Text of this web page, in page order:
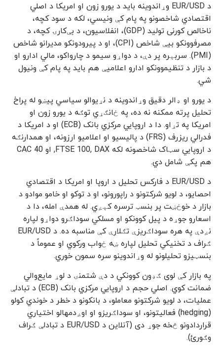
د EUR/USD وړاندوینه باید د یورو زون او امریکا د اصلي
اقتصادي شاخصونو په پام کې ونیسي، لکه د سود کچه،
ناخالص کورنی تولید (GDP)، انفلاسیون، د بې‌کارۍ کچه، د
مصرفوونکو بیې شاخص (CPI)، او د پیرودونکو مدیرانو شاخص
(PMI). سربېره پر دې، د دواړو سیمو د چارواکو، مالي ادارو او
د بازار د تنظیموونکو ادارو اعلامیې هم باید په پام کې ونیول
شي.
د یورو او ډالر دقیق وړاندوینه د نړیوالو سیاسي پیښو له پراخ
تحلیل پرته ممکنه نه ده، په ځانګړي توګه د یورو زون او
امریکا په تړاو. دا د اروپایي مرکزي بانک (ECB) او د امریکا د
فدرالي ریزرف (FRS) د پالیسیو او اعلامیو ارزونه، او همدارنګه
د اروپایي سټاک شاخصونه لکه FTSE 100, DAX, او CAC 40
هم پکې شامل دي.
د EUR/USD د فارکس تحلیل د اروپا او امریکا د اقتصادي
احصایو، د لویو شرکتونو د راپورونو، او د توکو او خامو موادو د
بازار د خوځښت پر بنسټ ترسره کېږي. له همدې امله، دا د
اسعارو جوړه د پیل کوونکو او مسلکي سوداګرو دواړو لپاره
نږدې په هره سوداګریزې تګلارې کې مناسبه ده. د EUR/USD
ګراف د تخنیکي تحلیل لپاره ښه ځواب ورکوي او عموماً د
بنسټیزو تحلیلونو له وړاندوینو سره سمون خوري.
په بازار کې لوی ګډون کوونکي د دې شتمنۍ د لوړ مایع‌والي
ضمانت کوي. اصلي حجم د اروپایي مرکزي بانک (ECB) د تبادلې
عملیات، د لویو شرکتونو معاملو، د بانکونو د خطر د خوندي کولو
(hedging) فعالیتونو، او سوداګریزو او اوږدمهالو اختیاري
قراردادونو څخه جوړ دی (آنلاین د EUR/USD د تبادلې ګراف
وګورئ).